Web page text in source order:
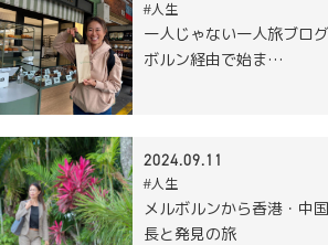
#人生
一人じゃない一人旅ブロ
ボルン経由で始ま…
2024.09.11
#人生
メルボルンから香港・中
長と発見の旅